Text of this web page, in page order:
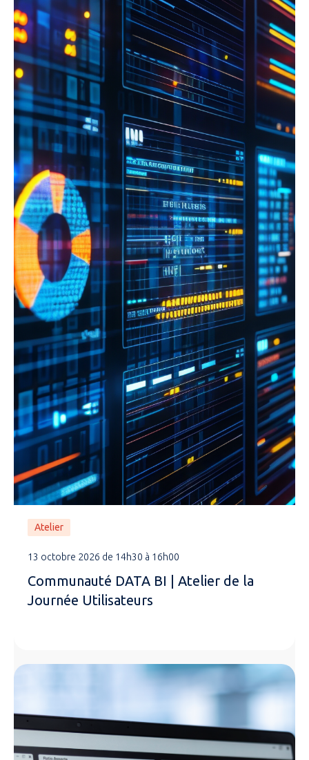
Atelier
13 octobre 2026 de 14h30 à 16h00
Communauté DATA BI | Atelier de la
Journée Utilisateurs